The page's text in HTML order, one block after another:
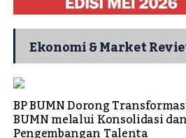
Ekonomi & Market
BP BUMN Dorong
BUMN melalui Konsolidasi dan